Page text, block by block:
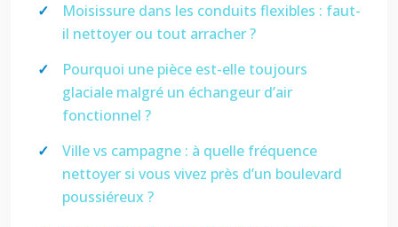
Moisissure dans les conduits flexibles : faut-
il nettoyer ou tout arracher ?
Pourquoi une pièce est-elle toujours
glaciale malgré un échangeur d’air
fonctionnel ?
Ville vs campagne : à quelle fréquence
nettoyer si vous vivez près d’un boulevard
poussiéreux ?